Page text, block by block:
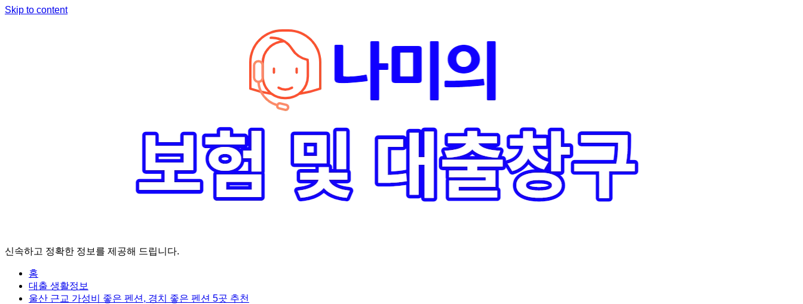
Skip to content
신속하고 정확한 정보를 제공해 드립니다.
홈
대출 생활정보
울산 근교 가성비 좋은 펜션, 경치 좋은 펜션 5곳 추천